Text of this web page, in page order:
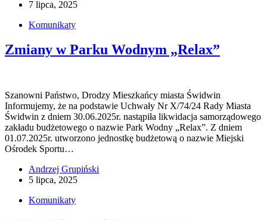
7 lipca, 2025
Komunikaty
Zmiany w Parku Wodnym „Relax”
Szanowni Państwo, Drodzy Mieszkańcy miasta Świdwin
Informujemy, że na podstawie Uchwały Nr X/74/24 Rady Miasta
Świdwin z dniem 30.06.2025r. nastąpiła likwidacja samorządowego
zakładu budżetowego o nazwie Park Wodny „Relax”. Z dniem
01.07.2025r. utworzono jednostkę budżetową o nazwie Miejski
Ośrodek Sportu…
Andrzej Grupiński
5 lipca, 2025
Komunikaty